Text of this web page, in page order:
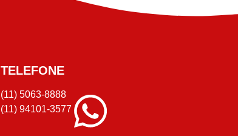
TELEFONE
(11) 5063-8888
(11) 94101-3577